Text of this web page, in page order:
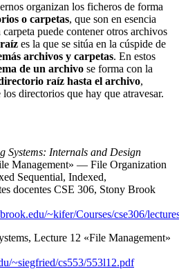
organizan los ficheros de forma
o carpetas, que son en esencia
carpeta puede contener otros archivos
es la que se sitúa en la cúspide de
archivos y carpetas. En estos
de un archivo se forma con la
raíz hasta el archivo,
directorios que hay que atravesar.
Systems: Internals and Design
Management» — File Organization
Sequential, Indexed,
docentes CSE 306, Stony Brook
~kifer/Courses/cse306/
Lecture 12 «File Management»
~siegfried/cs553/553l12.pdf